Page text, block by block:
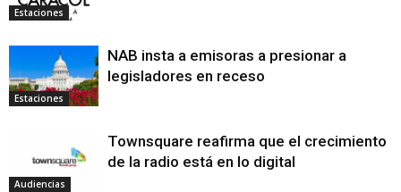
Estaciones
Estaciones
NAB insta a emisoras a presionar a
legisladores en receso
Audiencias
Townsquare reafirma que el crecimiento
de la radio está en lo digital